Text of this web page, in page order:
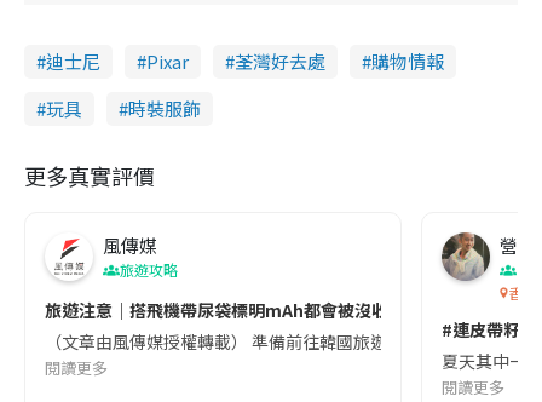
迪士尼 Pixar 荃灣好去處
購物情報
玩具
時裝服飾
更多真實評價
風傳媒
旅遊攻略
旅遊注意｜搭飛機帶尿袋標明mAh都會被沒收😱出發前切記檢查
（文章由風傳媒授權轉載） 準備前往韓國旅遊的民眾，近期要
閱讀更多
營養
香港
#連皮帶籽
夏天其中一
閱讀更多